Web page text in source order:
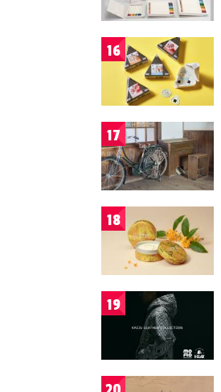
16
17
18
19